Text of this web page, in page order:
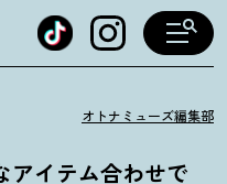
オトナミューズ編集部
アイテム合わせで